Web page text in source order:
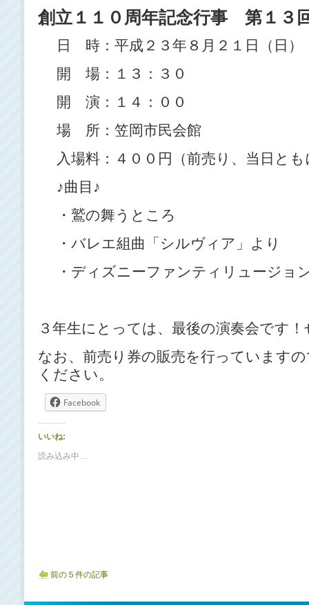
創立１１０周年記念行事 第１３
日 時：平成２３年８月２１日（日
開 場：１３：３０
開 演：１４：００
場 所：笠岡市民会館
入場料：４００円（前売り、当日と
♪曲目♪
・鷲の舞うところ
・バレエ組曲「シルヴィア」より
・ディズニーファンティリュージ
３年生にとっては、最後の演奏会です
なお、前売り券の販売を行っています
ください。
Facebook
いいね:
読み込み中…
前の５件の記事